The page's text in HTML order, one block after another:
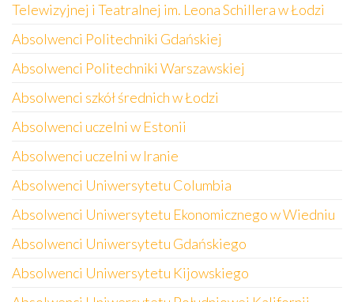
Telewizyjnej i Teatralnej im. Leona Schillera w Łodzi
Absolwenci Politechniki Gdańskiej
Absolwenci Politechniki Warszawskiej
Absolwenci szkół średnich w Łodzi
Absolwenci uczelni w Estonii
Absolwenci uczelni w Iranie
Absolwenci Uniwersytetu Columbia
Absolwenci Uniwersytetu Ekonomicznego w Wiedniu
Absolwenci Uniwersytetu Gdańskiego
Absolwenci Uniwersytetu Kijowskiego